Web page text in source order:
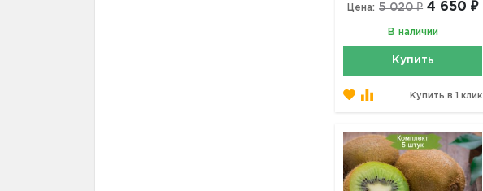
Цена: 5 020 ₽ 4 650 ₽
В наличии
Купить
Купить в 1 клик